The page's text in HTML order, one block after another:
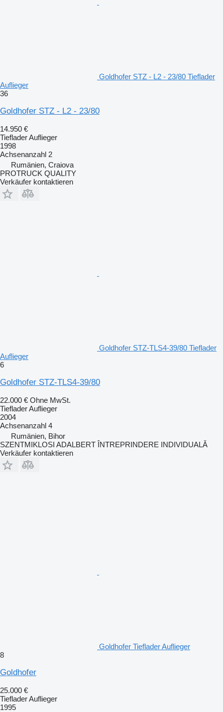
Goldhofer STZ - L2 - 23/80 Tieflader
Auflieger
36
Goldhofer STZ - L2 - 23/80
14.950 €
Tieflader Auflieger
1998
Achsenanzahl 2
Rumänien, Craiova
PROTRUCK QUALITY
Verkäufer kontaktieren
Goldhofer STZ-TLS4-39/80 Tieflader
Auflieger
6
Goldhofer STZ-TLS4-39/80
22.000 € Ohne MwSt.
Tieflader Auflieger
2004
Achsenanzahl 4
Rumänien, Bihor
SZENTMIKLOSI ADALBERT ÎNTREPRINDERE INDIVIDUALĂ
Verkäufer kontaktieren
Goldhofer Tieflader Auflieger
8
Goldhofer
25.000 €
Tieflader Auflieger
1995